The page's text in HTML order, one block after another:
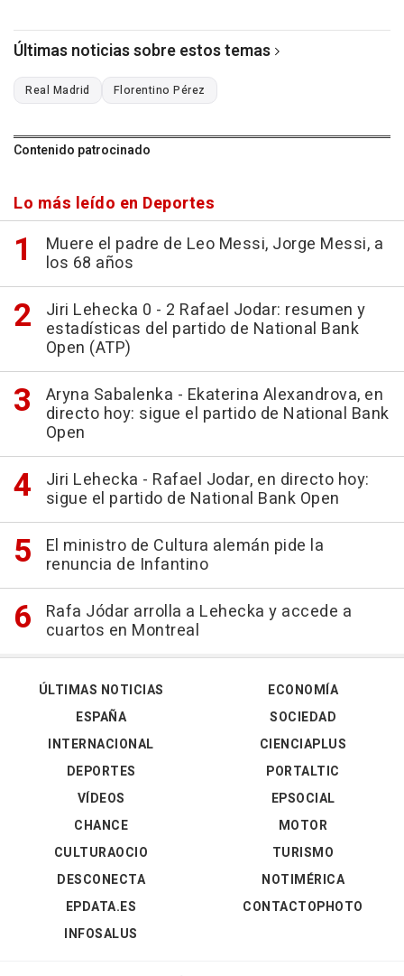
Últimas noticias sobre estos temas
Real Madrid Florentino Pérez
Contenido patrocinado
Lo más leído en Deportes
Muere el padre de Leo Messi, Jorge Messi, a
los 68 años
Jiri Lehecka 0 - 2 Rafael Jodar: resumen y
estadísticas del partido de National Bank
Open (ATP)
Aryna Sabalenka - Ekaterina Alexandrova, en
directo hoy: sigue el partido de National Bank
Open
Jiri Lehecka - Rafael Jodar, en directo hoy:
sigue el partido de National Bank Open
El ministro de Cultura alemán pide la
renuncia de Infantino
Rafa Jódar arrolla a Lehecka y accede a
cuartos en Montreal
ÚLTIMAS NOTICIAS
ESPAÑA
INTERNACIONAL
DEPORTES
VÍDEOS
ECONOMÍA
SOCIEDAD
CIENCIAPLUS
PORTALTIC
EPSOCIAL
CHANCE
CULTURAOCIO
DESCONECTA
EPDATA.ES
INFOSALUS
MOTOR
TURISMO
NOTIMÉRICA
CONTACTOPHOTO